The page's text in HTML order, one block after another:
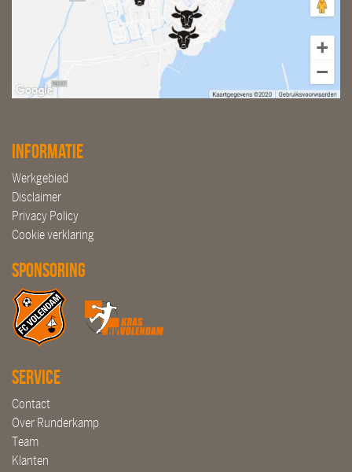
Informatie
Werkgebied
Disclaimer
Privacy Policy
Cookie verklaring
Sponsoring
Service
Contact
Over Runderkamp
Team
Klanten